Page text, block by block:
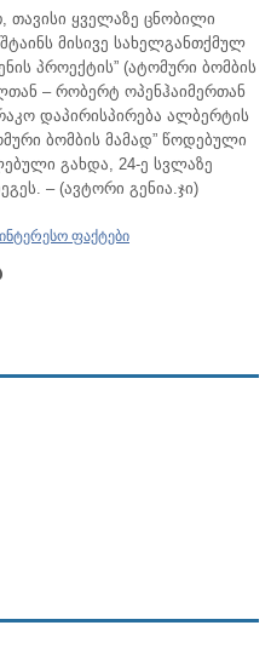
თავისი ყველაზე ცნობილი
მისივე სახელგანთქმულ
პროექტის” (ატომური ბომბის
– რობერტ ოპენჰაიმერთან
დაპირისპირება ალბერტის
ბომბის მამად” წოდებული
გახდა, 24-ე სვლაზე
– (ავტორი გენია.ჯი)
ფაქტები